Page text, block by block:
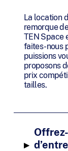
La location
remorque
TEN Space
faites-nous
puissions
proposons
prix
tailles.
▸